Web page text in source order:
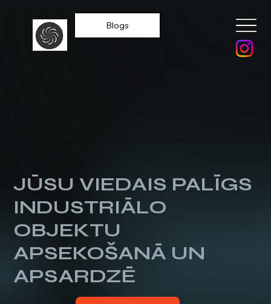
DOKSTACIJA.LV
Blogs
JŪSU VIEDAIS PALĪGS
INDUSTRIĀLO
OBJEKTU
APSEKOŠANĀ UN
APSARDZĒ